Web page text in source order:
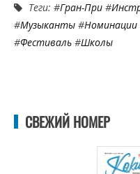
Теги: #Гран-При #
#Музыканты #Номинации
#Фестиваль #Школы
СВЕЖИЙ НОМЕР